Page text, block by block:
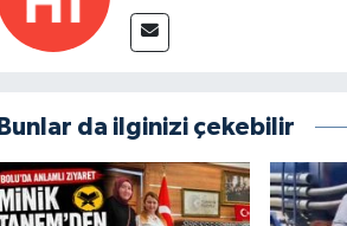
Bunlar da ilginizi çekebilir